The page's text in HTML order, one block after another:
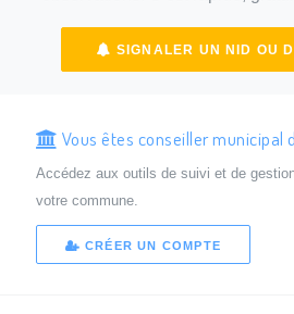
SIGNALER UN NID OU
Vous êtes conseiller municipal
Accédez aux outils de suivi et de
votre commune.
CRÉER UN COMPTE